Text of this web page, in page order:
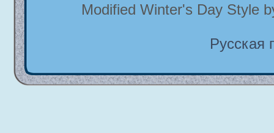
Modified Winter's Day Style
Русская